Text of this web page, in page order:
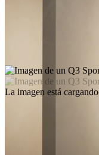
La imagen está cargando